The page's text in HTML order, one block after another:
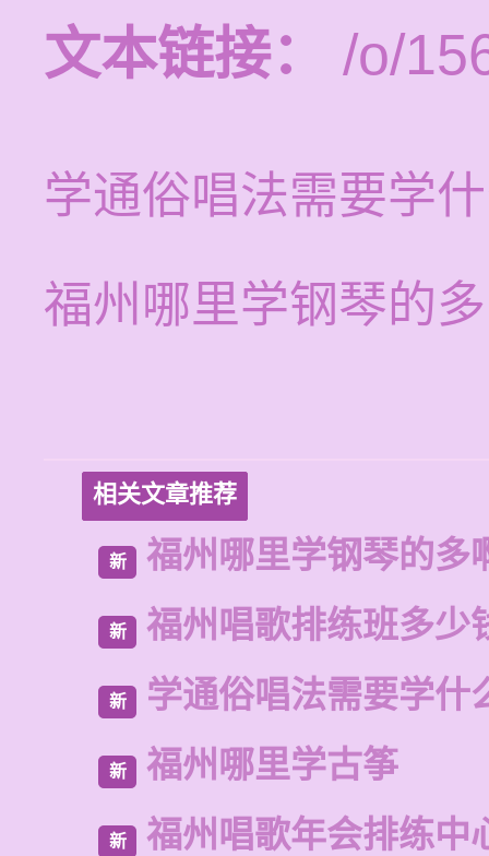
文本链接：
/o/
学通俗唱法需要学
福州哪里学钢琴的
相关文章推荐
新 福州哪里学钢琴的多
新 福州唱歌排练班多少
新 学通俗唱法需要学什
新 福州哪里学古筝
新 福州唱歌年会排练中